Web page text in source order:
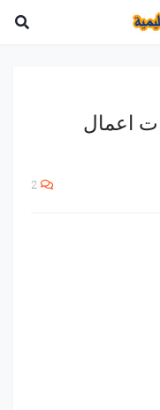
اعمال
2